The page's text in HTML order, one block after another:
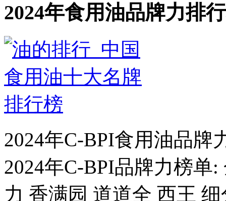
2024年食用油品牌力排
2024年C-BPI食用油品牌
2024年C-BPI品牌力榜单
力 香满园 道道全 西王